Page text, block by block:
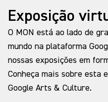
desenvolvimento de
para todos pela
que compõem o
Charles Edouard
mundialmente por
franco-suíço que se
importantes da
Exposição
O MON está ao lado de
mundo na plataforma
nossas exposições em
Conheça mais sobre esta
Google Arts & Culture.